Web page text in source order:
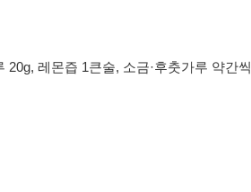
레몬즙 1큰술, 소금·후춧가루 약간씩